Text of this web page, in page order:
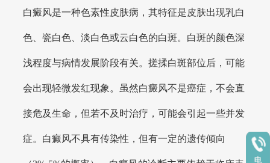
白癜风是一种色素性皮肤病，其特征是皮肤出现乳白
色、瓷白色、淡白色或云白色的白斑。白斑的颜色深
浅程度与病情发展阶段有关。搓揉白斑部位后，可能
会出现轻微发红现象。虽然白癜风不是癌症，不会直
接危及生命，但若不及时治疗，可能会引起一些并发
症。白癜风不具有传染性，但有一定的遗传倾向